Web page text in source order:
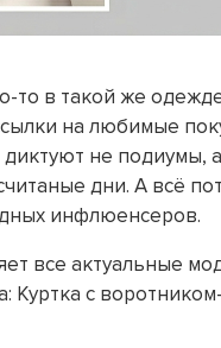
то в такой же
на любимые
не подиумы,
дни. А всё
инфлюенсеров.
все актуальные
с